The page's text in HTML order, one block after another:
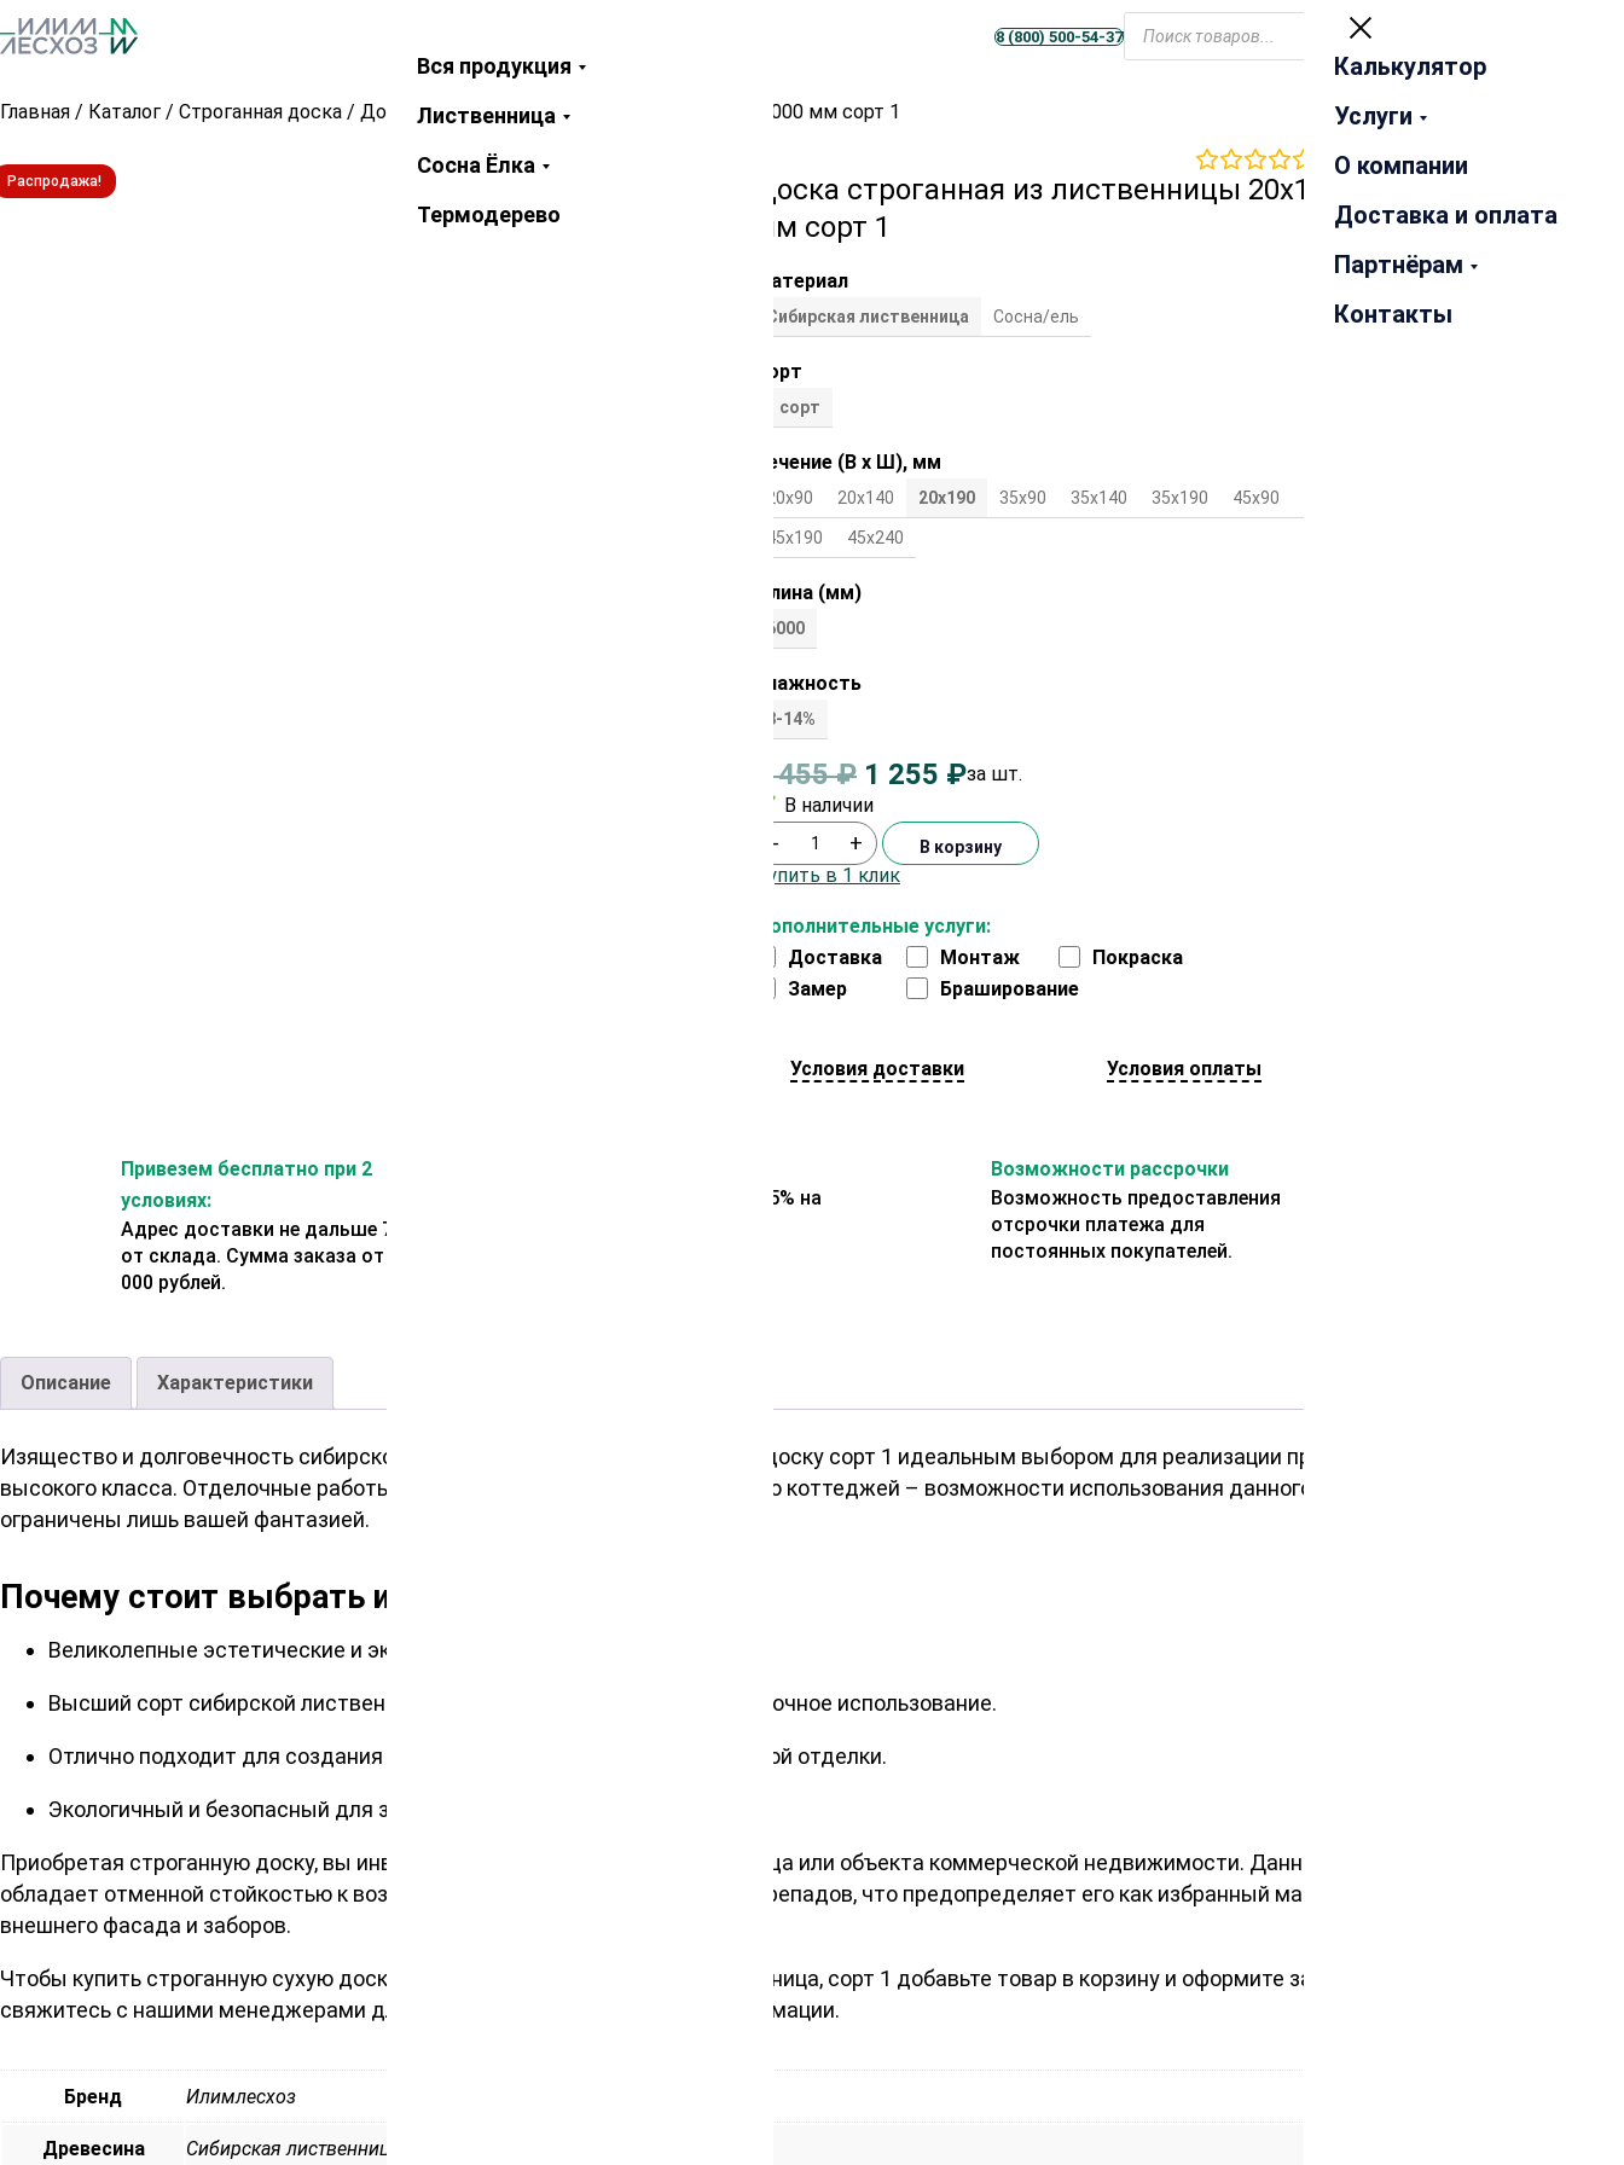
Телеграм
MAX8 (800) 500-54-37
Закрыть
Калькулятор
Услуги
О компании
Доставка и оплата
Партнёрам
Контакты
Закрыть
Вся продукция
Лиственница
Сосна Ёлка
Термодерево
Главная / Каталог / Строганная доска / Доска строганная из лиственницы 20х190х6000 мм сорт 1
отзывов
Распродажа!
Доска строганная из лиственницы 20х190х6000
мм сорт 1
Материал
Сибирская лиственница Сосна/ель
Сорт
1 сорт
Сечение (В х Ш), мм
20х90 20х140 20х190 35х90 35х140 35х190 45х90
45х190 45х240
Длина (мм)
6000
Влажность
8-14%
1 455₽ 1 255 ₽за шт.
В наличии
Дополнительные услуги:
Доставка
Монтаж
Покраска
Замер
Браширование
- + В корзину
Купить в 1 клик
Условия доставки Условия оплаты
Привезем бесплатно при 2
условиях:
Адрес доставки не дальше 70 км
от склада. Сумма заказа от 200
000 рублей.
Представляем скидку 5% на
Возможности рассрочки
Возможность предоставления
отсрочки платежа для
постоянных покупателей.
Описание Характеристики
Изящество и долговечность сибирской лиственницы делают строганную доску сорт 1 идеальным выбором для реализации проектов
высокого класса. Отделочные работы, создание мебели или строительство коттеджей – возможности использования данного материала
ограничены лишь вашей фантазией.
Почему стоит выбрать именно эту доску:
Великолепные эстетические и эксплуатационные свойства.
Высший сорт сибирской лиственницы обеспечивает изделию долгосрочное использование.
Отлично подходит для создания каркасов домов и элементов наружной отделки.
Экологичный и безопасный для здоровья материал.
Приобретая строганную доску, вы инвестируете в улучшение своего жилища или объекта коммерческой недвижимости. Данный материал
обладает отменной стойкостью к воздействию влаги и температурных перепадов, что предопределяет его как избранный материал для
внешнего фасада и заборов.
Чтобы купить строганную сухую доску 20х190х6000мм, сибирская лиственница, сорт 1 добавьте товар в корзину и оформите заказ, или
свяжитесь с нашими менеджерами для получения более подробной информации.
Бренд Илимлесхоз
Древесина Сибирская лиственница